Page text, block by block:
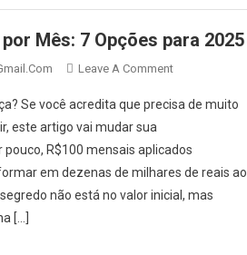
Mês: 7 Opções para 2025
Leave A CommentOn
Investir
Por
Mês:
7
Se você acredita que precisa de muito
este artigo vai mudar sua
R$100 mensais aplicados
em dezenas de milhares de reais ao
não está no valor inicial, mas
[…]